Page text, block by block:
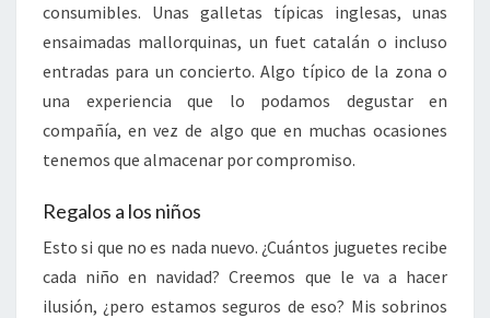
consumibles. Unas galletas típicas inglesas, unas
ensaimadas mallorquinas, un fuet catalán o incluso
entradas para un concierto. Algo típico de la zona o
una experiencia que lo podamos degustar en
compañía, en vez de algo que en muchas ocasiones
tenemos que almacenar por compromiso.
Regalos a los niños
Esto si que no es nada nuevo. ¿Cuántos juguetes recibe
cada niño en navidad? Creemos que le va a hacer
ilusión, ¿pero estamos seguros de eso? Mis sobrinos